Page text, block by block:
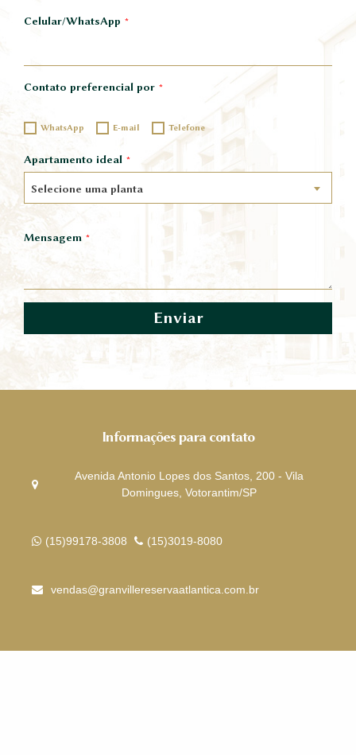
Celular/WhatsApp
Contato preferencial por
WhatsApp E-mail Telefone
Apartamento ideal
Selecione uma planta
Mensagem
Enviar
Informações para contato
Avenida Antonio Lopes dos Santos, 200 - Vila
Domingues, Votorantim/SP
(15)99178-3808 (15)3019-8080
vendas@granvillereservaatlantica.com.br